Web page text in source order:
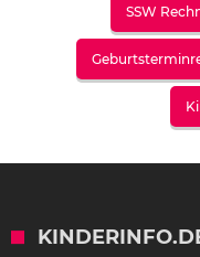
SSW